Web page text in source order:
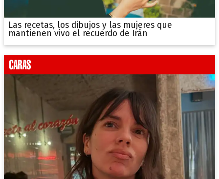
Las recetas, los dibujos y las mujeres que
mantienen vivo el recuerdo de Irán